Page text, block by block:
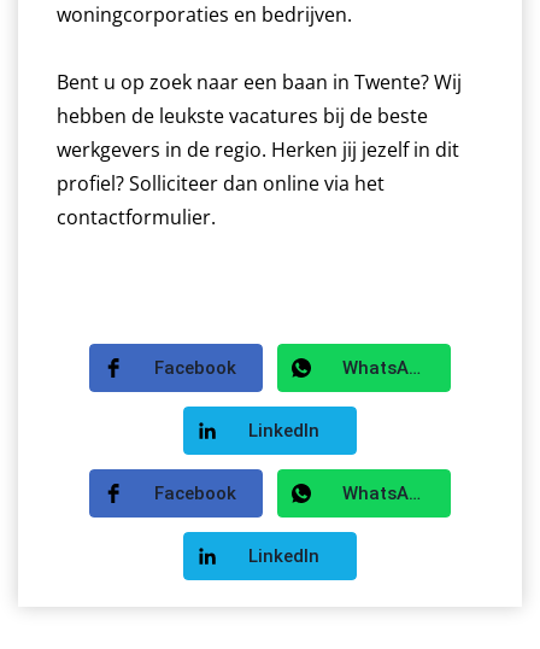
woningcorporaties en bedrijven.
Bent u op zoek naar een baan in Twente? Wij
hebben de leukste vacatures bij de beste
werkgevers in de regio. Herken jij jezelf in dit
profiel? Solliciteer dan online via het
contactformulier.
Facebook WhatsApp
LinkedIn
Facebook WhatsApp
LinkedIn